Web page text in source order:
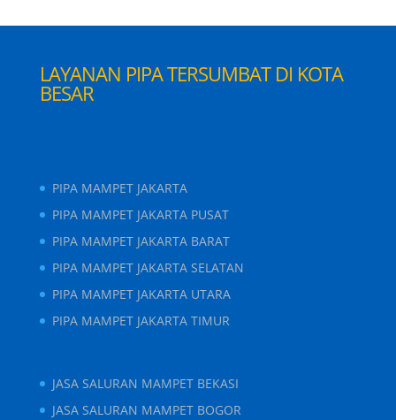
LAYANAN PIPA TERSUMBAT DI KOTA
BESAR
PIPA MAMPET JAKARTA
PIPA MAMPET JAKARTA PUSAT
PIPA MAMPET JAKARTA BARAT
PIPA MAMPET JAKARTA SELATAN
PIPA MAMPET JAKARTA UTARA
PIPA MAMPET JAKARTA TIMUR
JASA SALURAN MAMPET BEKASI
JASA SALURAN MAMPET BOGOR